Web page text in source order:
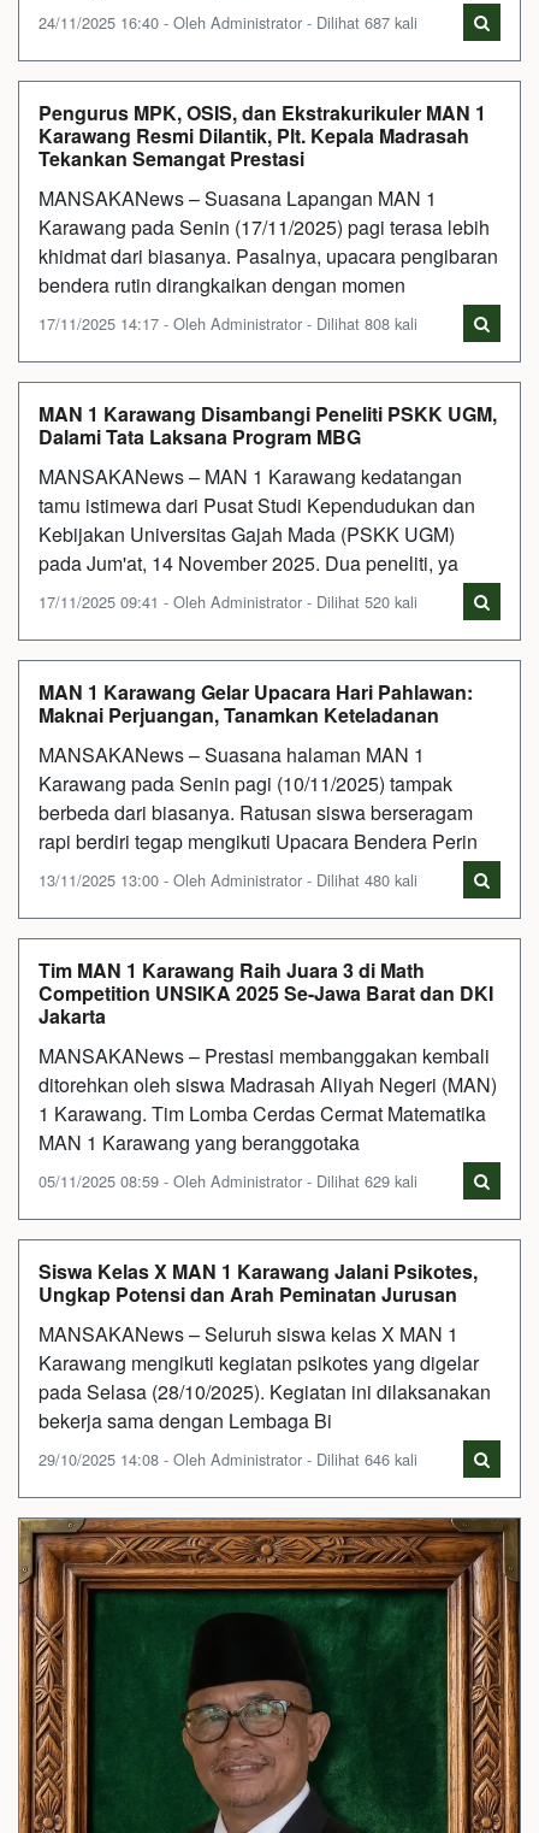
24/11/2025 16:40 - Oleh Administrator - Dilihat 687 kali
Pengurus MPK, OSIS, dan Ekstrakurikuler MAN 1
Karawang Resmi Dilantik, Plt. Kepala Madrasah
Tekankan Semangat Prestasi
MANSAKANews – Suasana Lapangan MAN 1
Karawang pada Senin (17/11/2025) pagi terasa lebih
khidmat dari biasanya. Pasalnya, upacara pengibaran
bendera rutin dirangkaikan dengan momen
17/11/2025 14:17 - Oleh Administrator - Dilihat 808 kali
MAN 1 Karawang Disambangi Peneliti PSKK UGM,
Dalami Tata Laksana Program MBG
MANSAKANews – MAN 1 Karawang kedatangan
tamu istimewa dari Pusat Studi Kependudukan dan
Kebijakan Universitas Gajah Mada (PSKK UGM)
pada Jum'at, 14 November 2025. Dua peneliti, ya
17/11/2025 09:41 - Oleh Administrator - Dilihat 520 kali
MAN 1 Karawang Gelar Upacara Hari Pahlawan:
Maknai Perjuangan, Tanamkan Keteladanan
MANSAKANews – Suasana halaman MAN 1
Karawang pada Senin pagi (10/11/2025) tampak
berbeda dari biasanya. Ratusan siswa berseragam
rapi berdiri tegap mengikuti Upacara Bendera Perin
13/11/2025 13:00 - Oleh Administrator - Dilihat 480 kali
Tim MAN 1 Karawang Raih Juara 3 di Math
Competition UNSIKA 2025 Se-Jawa Barat dan DKI
Jakarta
MANSAKANews – Prestasi membanggakan kembali
ditorehkan oleh siswa Madrasah Aliyah Negeri (MAN)
1 Karawang. Tim Lomba Cerdas Cermat Matematika
MAN 1 Karawang yang beranggotaka
05/11/2025 08:59 - Oleh Administrator - Dilihat 629 kali
Siswa Kelas X MAN 1 Karawang Jalani Psikotes,
Ungkap Potensi dan Arah Peminatan Jurusan
MANSAKANews – Seluruh siswa kelas X MAN 1
Karawang mengikuti kegiatan psikotes yang digelar
pada Selasa (28/10/2025). Kegiatan ini dilaksanakan
bekerja sama dengan Lembaga Bi
29/10/2025 14:08 - Oleh Administrator - Dilihat 646 kali